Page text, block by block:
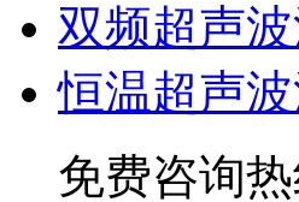
双频超声
恒温超声
免费咨询